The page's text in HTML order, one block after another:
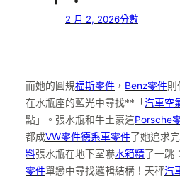
2 月 2, 2026分數
而她的圓規福斯零件 ， Benz零件則
在水瓶座的藍光中尋找**「 汽車空
點」。張水瓶和牛土豪這Porsche
都成VW零件德系車零件了她追求
料張水瓶在地下室嚇水箱精了一跳
零件單戀中尋找邏輯結構！天秤汽